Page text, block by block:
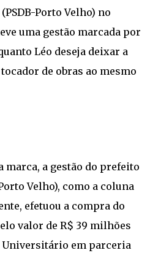
Porto Velho) no
uma gestão marcada por
Léo deseja deixar a
de obras ao mesmo
marca, a gestão do prefeito
Velho), como a coluna
efetuou a compra do
valor de R$ 39 milhões
em parceria